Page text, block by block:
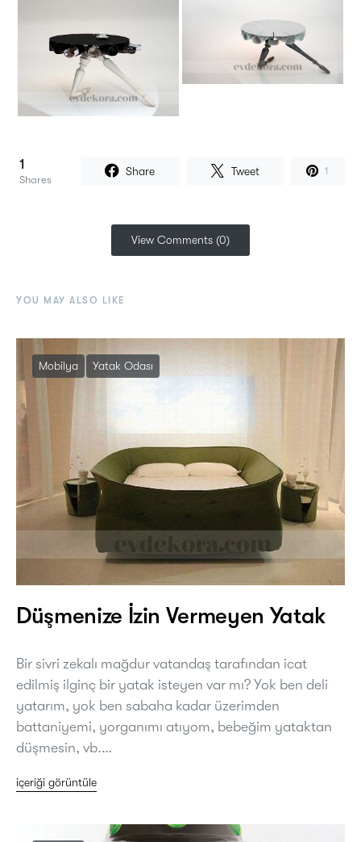
1
Shares
Share Tweet 1
View Comments (0)
YOU MAY ALSO LIKE
Mobilya Yatak Odası
Düşmenize İzin Vermeyen Yatak
Bir sivri zekalı mağdur vatandaş tarafından icat
edilmiş ilginç bir yatak isteyen var mı? Yok ben deli
yatarım, yok ben sabaha kadar üzerimden
battaniyemi, yorganımı atıyom, bebeğim yataktan
düşmesin, vb.…
içeriği görüntüle